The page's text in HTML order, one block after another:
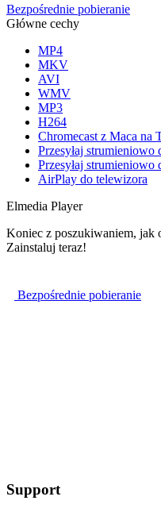
Bezpośrednie pobieranie
Główne cechy
MP4
MKV
AVI
WMV
MP3
H264
Chromecast z Maca na
Przesyłaj
Przesyłaj
AirPlay do telewizora
Elmedia Player
Koniec z poszukiwaniem,
Zainstaluj teraz!
Bezpośrednie pobieranie
Support